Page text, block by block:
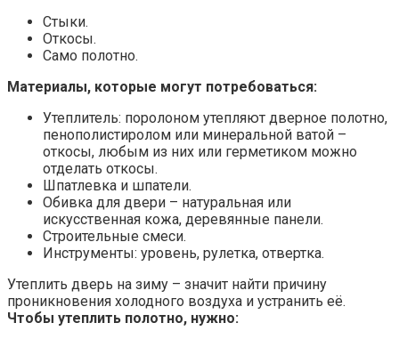
Стыки.
Откосы.
Само полотно.
Материалы, которые могут потребоваться:
Утеплитель: поролоном утепляют дверное полотно,
пенополистиролом или минеральной ватой –
откосы, любым из них или герметиком можно
отделать откосы.
Шпатлевка и шпатели.
Обивка для двери – натуральная или
искусственная кожа, деревянные панели.
Строительные смеси.
Инструменты: уровень, рулетка, отвертка.
Утеплить дверь на зиму – значит найти причину
проникновения холодного воздуха и устранить её.
Чтобы утеплить полотно, нужно: